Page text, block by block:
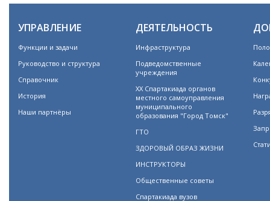
УПРАВЛЕНИЕ
Функции и задачи
Руководство и структура
Справочник
История
Наши партнёры
ДЕЯТЕЛЬНОСТЬ
Инфраструктура
Подведомственные
учреждения
XX Спартакиада органов
местного самоуправления
муниципального
образования "Город Томск"
ГТО
ЗДОРОВЫЙ ОБРАЗ ЖИЗНИ
ИНСТРУКТОРЫ
Общественные советы
Спартакиада вузов